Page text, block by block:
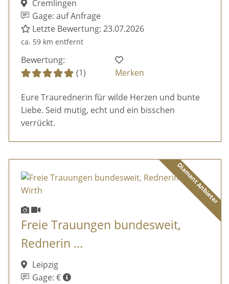
Cremlingen
Gage: auf Anfrage
Letzte Bewertung: 23.07.2026
ca. 59 km entfernt
Bewertung:
(1)
Merken
Eure Traurednerin für wilde Herzen und bunte
Liebe. Seid mutig, echt und ein bisschen
verrückt.
Diamant Anbieter
Freie Trauungen bundesweit,
Rednerin ...
Leipzig
Gage: €